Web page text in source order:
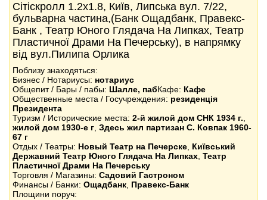
Сітіскролл 1.2x1.8, Київ, Липська вул. 7/22,
бульварна частина,(Банк Ощадбанк, Правекс-
Банк , Театр Юного Глядача На Липках, Театр
Пластичної Драми На Печерську), в напрямку
від вул.Пилипа Орлика
Поблизу знаходяться:
Бизнес / Нотариусы: нотариус
Общепит / Бары / пабы: Шалле, пабКафе: Кафе
Общественные места / Госучреждения: резиденція
Президента
Туризм / Исторические места: 2-й жилой дом СНК 1934 г.
жилой дом 1930-е г Здесь жил партизан С. Ковпак 1960-
67 г
Отдых / Театры: Новый Театр на Печерске Київський
Державний Театр Юного Глядача На Липках Театр
Пластичної Драми На Печерську
Торговля / Магазины: Садовий Гастроном
Финансы / Банки: Ощадбанк Правекс-Банк
Площини поруч: